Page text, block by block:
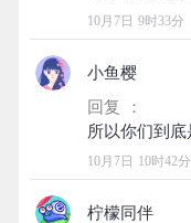
10月7日 9时33分
小鱼樱
回复 ：
10月7日 10时42分
柠檬同伴